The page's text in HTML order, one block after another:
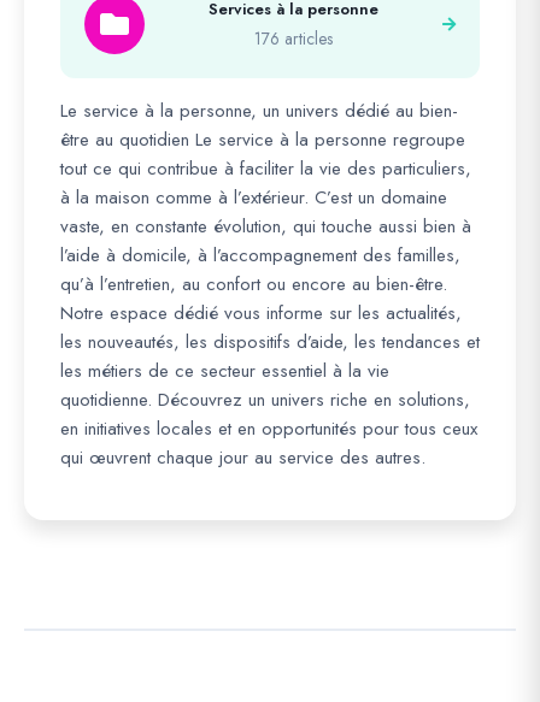
Services à la personne
176 articles
Le service à la personne, un univers dédié au bien-
être au quotidien Le service à la personne regroupe
tout ce qui contribue à faciliter la vie des particuliers,
à la maison comme à l’extérieur. C’est un domaine
vaste, en constante évolution, qui touche aussi bien à
l’aide à domicile, à l’accompagnement des familles,
qu’à l’entretien, au confort ou encore au bien-être.
Notre espace dédié vous informe sur les actualités,
les nouveautés, les dispositifs d’aide, les tendances et
les métiers de ce secteur essentiel à la vie
quotidienne. Découvrez un univers riche en solutions,
en initiatives locales et en opportunités pour tous ceux
qui œuvrent chaque jour au service des autres.